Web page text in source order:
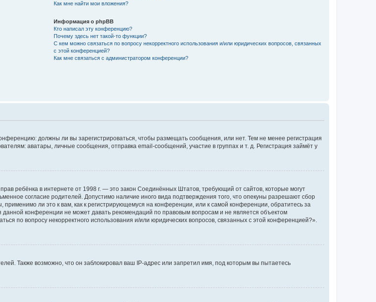
Как мне найти мои вложения?
Информация о phpBB
Кто написал эту конференцию?
Почему здесь нет такой-то функции?
С кем можно связаться по вопросу некорректного использования и/или юридических вопросов, связанных
с этой конференцией?
Как мне связаться с администратором конференции?
должны ли вы зарегистрироваться, чтобы размещать сообщения, или нет. Тем не менее регистрация
аватары, личные сообщения, отправка email-сообщений, участие в группах и т. д. Регистрация займёт у
ребёнка в интернете от 1998 г. — это закон Соединённых Штатов, требующий от сайтов, которые могут
согласие родителей. Допустимо наличие иного вида подтверждения того, что опекуны разрешают сбор
ли это к вам, как к регистрирующемуся на конференции, или к самой конференции, обратитесь за
конференции не может давать рекомендаций по правовым вопросам и не является объектом
по вопросу некорректного использования и/или юридических вопросов, связанных с этой конференцией?».
Также возможно, что он заблокировал ваш IP-адрес или запретил имя, под которым вы пытаетесь